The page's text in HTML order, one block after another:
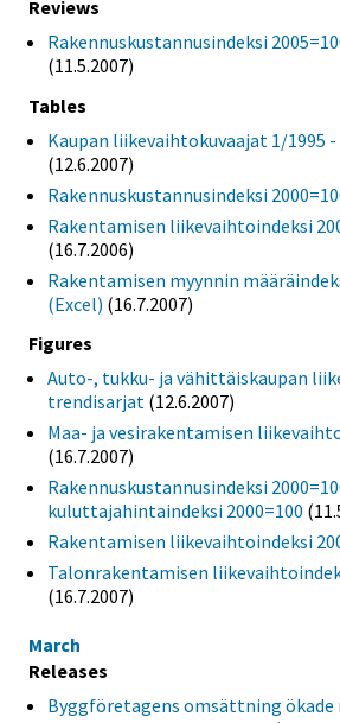
Reviews
Rakennuskustannusindeksi
(11.5.2007)
Tables
Kaupan liikevaihtokuvaajat 1/1995 -
(12.6.2007)
Rakennuskustannusindeksi
Rakentamisen liikevaihtoindeksi
(16.7.2006)
Rakentamisen myynnin
(Excel) (16.7.2007)
Figures
Auto-, tukku- ja vähittäiskaupan
trendisarjat (12.6.2007)
Maa- ja vesirakentamisen
(16.7.2007)
Rakennuskustannusindeksi
kuluttajahintaindeksi 2000=100
Rakentamisen liikevaihtoindeksi
Talonrakentamisen
(16.7.2007)
March
Releases
Byggföretagens omsättning ökade